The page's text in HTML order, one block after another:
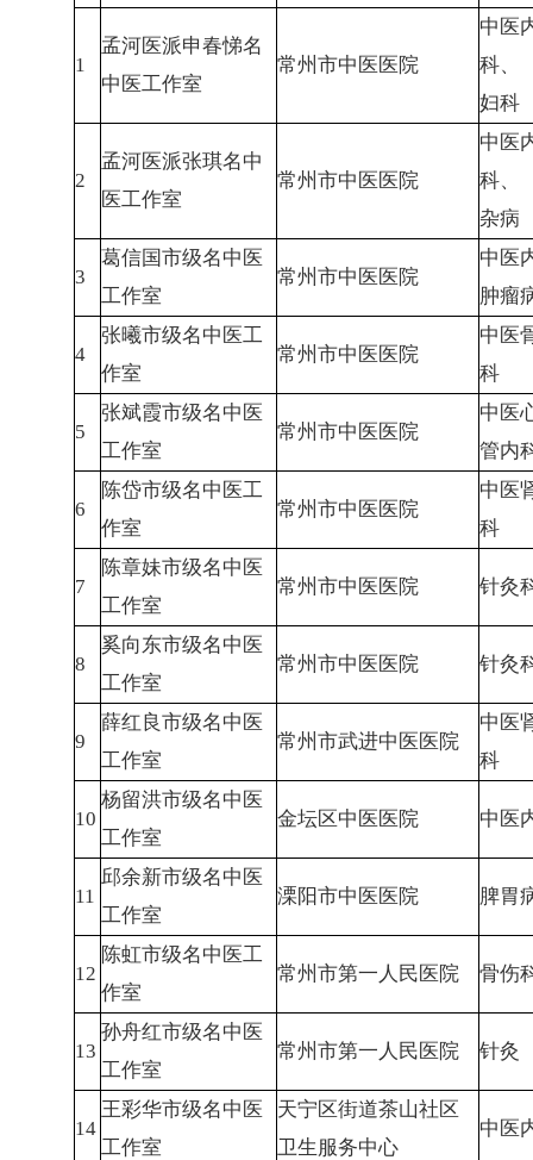
1
孟河医派申春悌名
中医工作室
常州市中医医院
中医
科、
妇科
2
孟河医派张琪名中
医工作室
常州市中医医院
中医
科、
杂病
3
葛信国市级名中医
工作室
常州市中医医院
中医
肿瘤
4
张曦市级名中医工
作室
常州市中医医院
中医
科
5
张斌霞市级名中医
工作室
常州市中医医院
中医
管内
6
陈岱市级名中医工
作室
常州市中医医院
中医
科
7
陈章妹市级名中医
工作室
常州市中医医院 针灸
8
奚向东市级名中医
工作室
常州市中医医院 针灸
9
薛红良市级名中医
工作室
常州市武进中医医院
中医
科
10
杨留洪市级名中医
工作室
金坛区中医医院 中医
11
邱余新市级名中医
工作室
溧阳市中医医院 脾胃
12
陈虹市级名中医工
作室
常州市第一人民医院 骨伤
13
孙舟红市级名中医
工作室
常州市第一人民医院 针灸
14
王彩华市级名中医
工作室
天宁区街道茶山社区
卫生服务中心
中医